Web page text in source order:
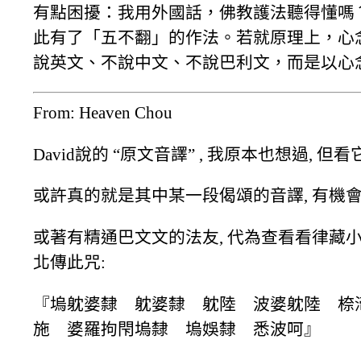
有點困擾：我用外國話，佛教護法聽得懂
此有了「五不翻」的作法。若就原理上，
說英文、不說中文、不說巴利文，而是以心
From: Heaven Chou
David說的 “原文音譯” , 我原本也想過, 但看
或許真的就是其中某一段偈頌的音譯, 有機
或著有精通巴文文的法友, 代為查看看律藏
北傳此咒:
『塢躭婆隸 躭婆隸 躭陸 波婆躭陸
施 婆羅拘閇塢隸 塢娛隸 悉波呵』